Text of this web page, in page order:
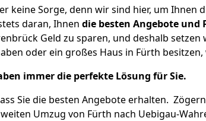
keine Sorge, denn wir sind hier, um Ihnen
daran, Ihnen die besten Angebote und
Geld zu sparen, und deshalb setzen
oder ein großes Haus in Fürth
immer die perfekte Lösung für Sie.
Sie die besten Angebote erhalten.
Umzug von Fürth nach Uebigau-